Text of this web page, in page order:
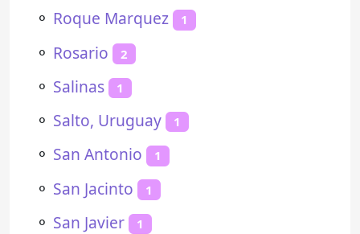
⚬ Roque Marquez 1
⚬ Rosario 2
⚬ Salinas 1
⚬ Salto, Uruguay 1
⚬ San Antonio 1
⚬ San Jacinto 1
⚬ San Javier 1